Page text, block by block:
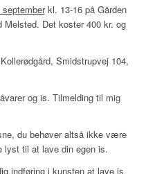
septemberkl. 13-16 på Gården
Melsted. Det koster 400 kr. og
Smidstrupvej 104,
og is. Tilmelding til mig
du behøver altså ikke være
lyst til at lave din egen is.
indføring i kunsten at lave is,